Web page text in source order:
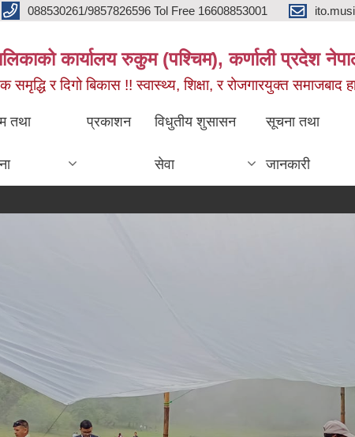
088530261/9857826596 Tol Free 16608853001
कार्यालय रुकुम (पश्चिम), कर्णाली प्रदेश
र दिगो बिकास !! स्वास्थ्य, शिक्षा, र रोजगारयुक्त समाजबाद
तथा प्रकाशन विधुतीय शुसासन
सेवा
सूचना तथा
जानकारी